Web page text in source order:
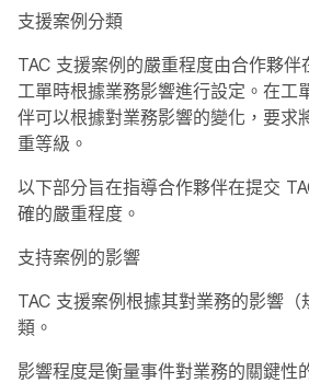
支援案例分類
TAC 支援案例的嚴重程度由合作夥
工單時根據業務影響進行設定。在工
伴可以根據對業務影響的變化，要求
重等級。
以下部分旨在指導合作夥伴在提交
確的嚴重程度。
支持案例的影響
TAC 支援案例根據其對業務的影響
類。
影響程度是衡量事件對業務的關鍵性